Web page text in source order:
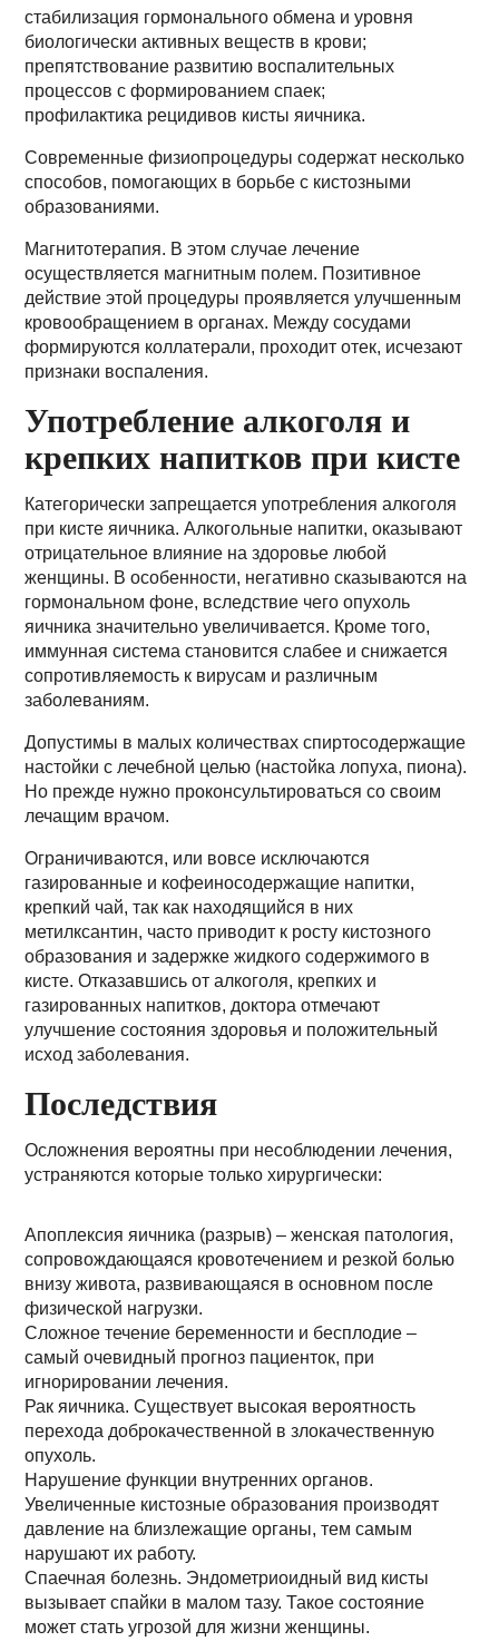
стабилизация гормонального обмена и уровня
биологически активных веществ в крови;
препятствование развитию воспалительных
процессов с формированием спаек;
профилактика рецидивов кисты яичника.
Современные физиопроцедуры содержат несколько
способов, помогающих в борьбе с кистозными
образованиями.
Магнитотерапия. В этом случае лечение
осуществляется магнитным полем. Позитивное
действие этой процедуры проявляется улучшенным
кровообращением в органах. Между сосудами
формируются коллатерали, проходит отек, исчезают
признаки воспаления.
Употребление алкоголя и
крепких напитков при кисте
Категорически запрещается употребления алкоголя
при кисте яичника. Алкогольные напитки, оказывают
отрицательное влияние на здоровье любой
женщины. В особенности, негативно сказываются на
гормональном фоне, вследствие чего опухоль
яичника значительно увеличивается. Кроме того,
иммунная система становится слабее и снижается
сопротивляемость к вирусам и различным
заболеваниям.
Допустимы в малых количествах спиртосодержащие
настойки с лечебной целью (настойка лопуха, пиона).
Но прежде нужно проконсультироваться со своим
лечащим врачом.
Ограничиваются, или вовсе исключаются
газированные и кофеиносодержащие напитки,
крепкий чай, так как находящийся в них
метилксантин, часто приводит к росту кистозного
образования и задержке жидкого содержимого в
кисте. Отказавшись от алкоголя, крепких и
газированных напитков, доктора отмечают
улучшение состояния здоровья и положительный
исход заболевания.
Последствия
Осложнения вероятны при несоблюдении лечения,
устраняются которые только хирургически:
Апоплексия яичника (разрыв) – женская патология,
сопровождающаяся кровотечением и резкой болью
внизу живота, развивающаяся в основном после
физической нагрузки.
Сложное течение беременности и бесплодие –
самый очевидный прогноз пациенток, при
игнорировании лечения.
Рак яичника. Существует высокая вероятность
перехода доброкачественной в злокачественную
опухоль.
Нарушение функции внутренних органов.
Увеличенные кистозные образования производят
давление на близлежащие органы, тем самым
нарушают их работу.
Спаечная болезнь. Эндометриоидный вид кисты
вызывает спайки в малом тазу. Такое состояние
может стать угрозой для жизни женщины.